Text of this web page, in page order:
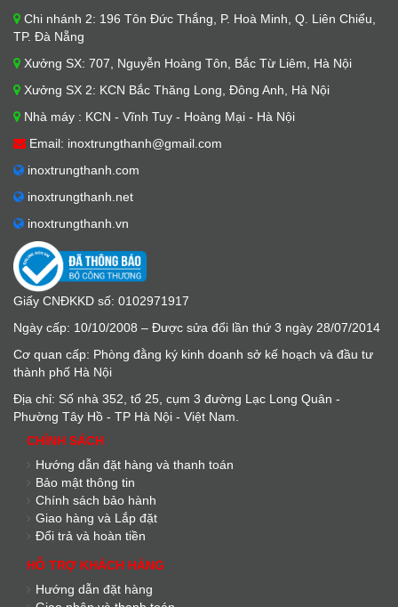
Chi nhánh 2: 196 Tôn Đức Thắng, P. Hoà Minh, Q. Liên Chiểu,
TP. Đà Nẵng
Xưởng SX: 707, Nguyễn Hoàng Tôn, Bắc Từ Liêm, Hà Nội
Xưởng SX 2: KCN Bắc Thăng Long, Đông Anh, Hà Nội
Nhà máy : KCN - Vĩnh Tuy - Hoàng Mại - Hà Nội
Email: inoxtrungthanh@gmail.com
inoxtrungthanh.com
inoxtrungthanh.net
inoxtrungthanh.vn
Giấy CNĐKKD số: 0102971917
Ngày cấp: 10/10/2008 – Được sửa đổi lần thứ 3 ngày 28/07/2014
Cơ quan cấp: Phòng đằng ký kinh doanh sở kế hoạch và đầu tư
thành phố Hà Nội
Địa chỉ: Số nhà 352, tổ 25, cụm 3 đường Lạc Long Quân -
Phường Tây Hồ - TP Hà Nội - Việt Nam.
CHÍNH SÁCH
Hướng dẫn đặt hàng và thanh toán
Bảo mật thông tin
Chính sách bảo hành
Giao hàng và Lắp đặt
Đổi trả và hoàn tiền
HỖ TRỢ KHÁCH HÀNG
Hướng dẫn đặt hàng